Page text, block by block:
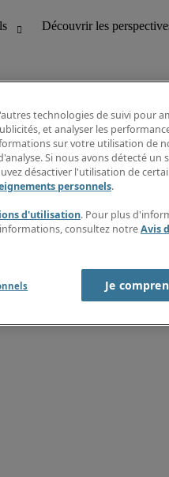
les perspectives
d’emplois
de temps
nous
technologies de suivi pour
et analyser les
sur votre utilisation de
Si nous avons détecté un
désactiver l'utilisation de
personnels.
d'utilisation. Pour plus
consultez notreAvis
Je